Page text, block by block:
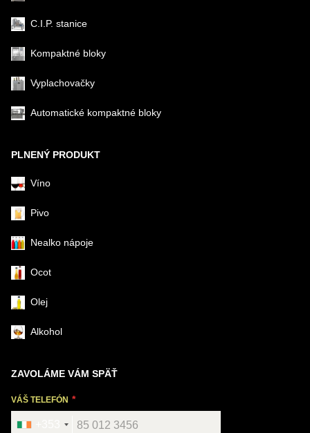
C.I.P. stanice
Kompaktné bloky
Vyplachovačky
Automatické kompaktné bloky
PLNENÝ PRODUKT
Víno
Pivo
Nealko nápoje
Ocot
Olej
Alkohol
ZAVOLÁME VÁM SPÄŤ
VÁŠ TELEFÓN